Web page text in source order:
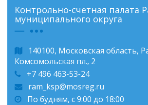
Контрольно-счетная палата
муниципального округа
140100, Московская область,
Комсомольская пл., 2
+7 496 463-53-24
ram_ksp@mosreg.ru
По будням, с 9:00 до 18:00